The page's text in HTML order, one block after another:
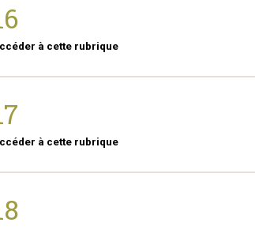
à cette rubrique
à cette rubrique